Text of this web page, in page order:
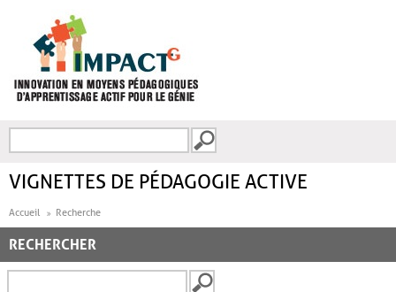
FORMULAIRE DE
VIGNETTES DE PÉDAGOGIE ACTIVE
Accueil Recherche
RECHERCHER